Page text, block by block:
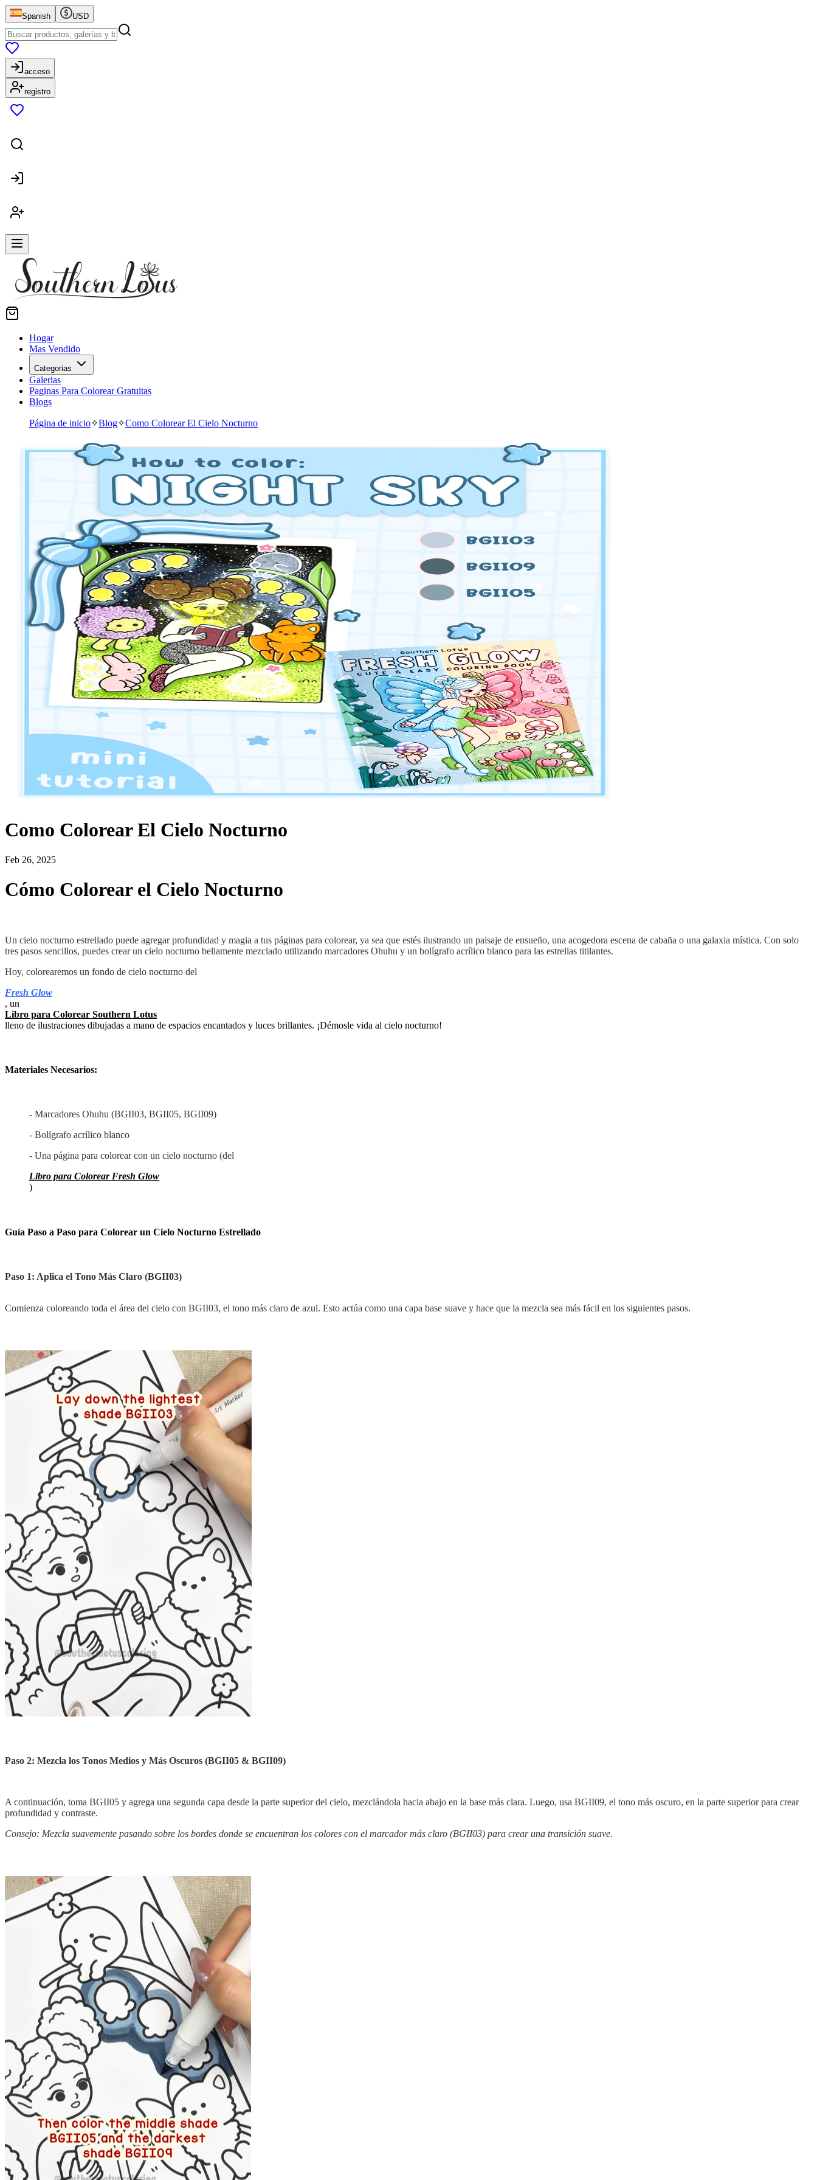
Spanish USD
acceso
registro
Hogar
Mas Vendido
Categorias
Galerias
Paginas Para Colorear Gratuitas
Blogs
Página de inicio✧Blog✧Como Colorear El Cielo Nocturno
Como Colorear El Cielo Nocturno
Feb 26, 2025
Cómo Colorear el Cielo Nocturno
Un cielo nocturno estrellado puede agregar profundidad y magia a tus páginas para colorear, ya sea que estés ilustrando un paisaje de ensueño, una acogedora escena de cabaña o una galaxia mística. Con solo
tres pasos sencillos, puedes crear un cielo nocturno bellamente mezclado utilizando marcadores Ohuhu y un bolígrafo acrílico blanco para las estrellas titilantes.
Hoy, colorearemos un fondo de cielo nocturno del
Fresh Glow
, un
Libro para Colorear Southern Lotus
lleno de ilustraciones dibujadas a mano de espacios encantados y luces brillantes. ¡Démosle vida al cielo nocturno!
Materiales Necesarios:
- Marcadores Ohuhu (BGII03, BGII05, BGII09)
- Bolígrafo acrílico blanco
- Una página para colorear con un cielo nocturno (del
Libro para Colorear Fresh Glow
)
Guía Paso a Paso para Colorear un Cielo Nocturno Estrellado
Paso 1: Aplica el Tono Más Claro (BGII03)
Comienza coloreando toda el área del cielo con BGII03, el tono más claro de azul. Esto actúa como una capa base suave y hace que la mezcla sea más fácil en los siguientes pasos.
Paso 2: Mezcla los Tonos Medios y Más Oscuros (BGII05 & BGII09)
A continuación, toma BGII05 y agrega una segunda capa desde la parte superior del cielo, mezclándola hacia abajo en la base más clara. Luego, usa BGII09, el tono más oscuro, en la parte superior para crear
profundidad y contraste.
Consejo: Mezcla suavemente pasando sobre los bordes donde se encuentran los colores con el marcador más claro (BGII03) para crear una transición suave.